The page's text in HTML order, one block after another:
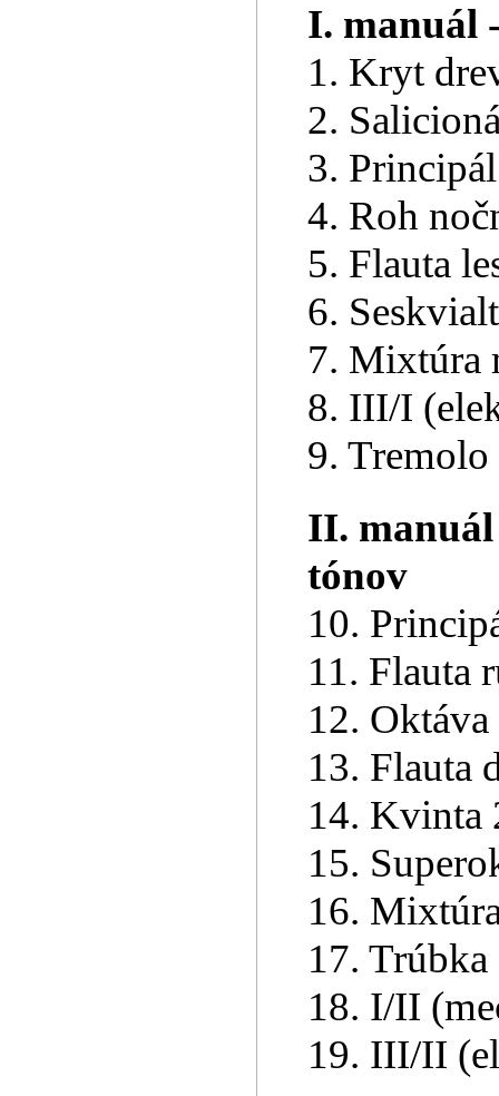
I. manuál
1. Kryt
2.
3.
4. Roh
5. Flauta
6.
7. Mixtúra
8. III/I
9.
II.
tónov
10.
11. Flauta
12. Oktáva
13. Flauta
14. Kvinta
15.
16.
17. Trúbka
18. I/II
19. III/II